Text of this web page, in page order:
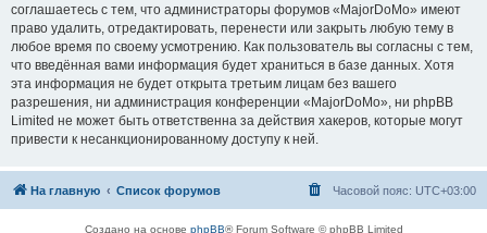
соглашаетесь с тем, что администраторы форумов «MajorDoMo» имеют
право удалить, отредактировать, перенести или закрыть любую тему в
любое время по своему усмотрению. Как пользователь вы согласны с тем,
что введённая вами информация будет храниться в базе данных. Хотя
эта информация не будет открыта третьим лицам без вашего
разрешения, ни администрация конференции «MajorDoMo», ни phpBB
Limited не может быть ответственна за действия хакеров, которые могут
привести к несанкционированному доступу к ней.
На главную Список форумов Часовой пояс: UTC+03:00
Создано на основе phpBB® Forum Software © phpBB Limited